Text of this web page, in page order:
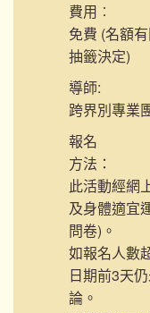
費用︰
免費 (名額
抽籤決定)
導師:
跨界別專業
報名
方法：
此活動經網
及身體適宜
問卷)。
如報名人數
日期前3天
論。